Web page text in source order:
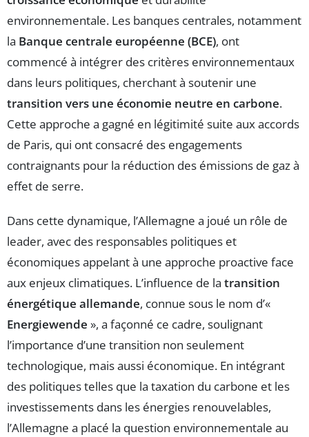
environnementale. Les banques centrales, notamment
la Banque centrale européenne (BCE), ont
commencé à intégrer des critères environnementaux
dans leurs politiques, cherchant à soutenir une
transition vers une économie neutre en carbone.
Cette approche a gagné en légitimité suite aux accords
de Paris, qui ont consacré des engagements
contraignants pour la réduction des émissions de gaz à
effet de serre.
Dans cette dynamique, l’Allemagne a joué un rôle de
leader, avec des responsables politiques et
économiques appelant à une approche proactive face
aux enjeux climatiques. L’influence de la transition
énergétique allemande, connue sous le nom d’«
Energiewende », a façonné ce cadre, soulignant
l’importance d’une transition non seulement
technologique, mais aussi économique. En intégrant
des politiques telles que la taxation du carbone et les
investissements dans les énergies renouvelables,
l’Allemagne a placé la question environnementale au